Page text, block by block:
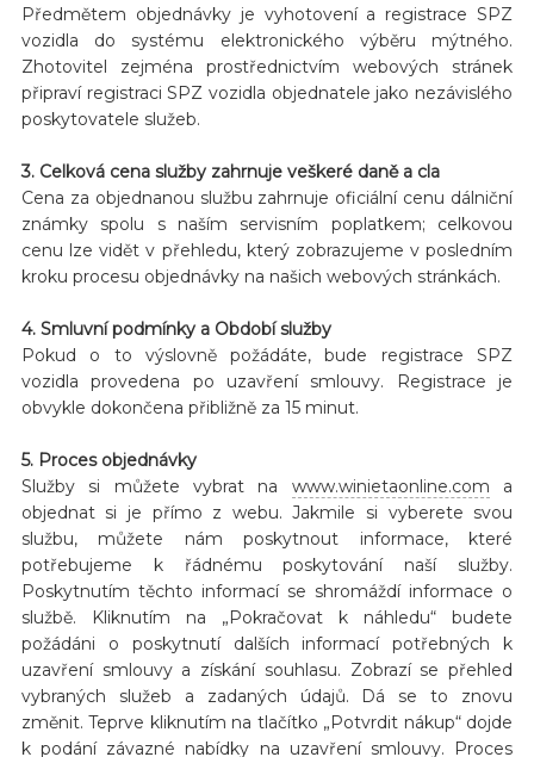
Předmětem objednávky je vyhotovení a registrace SPZ
vozidla do systému elektronického výběru mýtného.
Zhotovitel zejména prostřednictvím webových stránek
připraví registraci SPZ vozidla objednatele jako nezávislého
poskytovatele služeb.
3. Celková cena služby zahrnuje veškeré daně a cla
Cena za objednanou službu zahrnuje oficiální cenu dálniční
známky spolu s naším servisním poplatkem; celkovou
cenu lze vidět v přehledu, který zobrazujeme v posledním
kroku procesu objednávky na našich webových stránkách.
4. Smluvní podmínky a Období služby
Pokud o to výslovně požádáte, bude registrace SPZ
vozidla provedena po uzavření smlouvy. Registrace je
obvykle dokončena přibližně za 15 minut.
5. Proces objednávky
Služby si můžete vybrat na www.winietaonline.com a
objednat si je přímo z webu. Jakmile si vyberete svou
službu, můžete nám poskytnout informace, které
potřebujeme k řádnému poskytování naší služby.
Poskytnutím těchto informací se shromáždí informace o
službě. Kliknutím na „Pokračovat k náhledu“ budete
požádáni o poskytnutí dalších informací potřebných k
uzavření smlouvy a získání souhlasu. Zobrazí se přehled
vybraných služeb a zadaných údajů. Dá se to znovu
změnit. Teprve kliknutím na tlačítko „Potvrdit nákup“ dojde
k podání závazné nabídky na uzavření smlouvy. Proces